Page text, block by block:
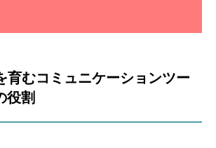
育むコミュニケーションツー
役割